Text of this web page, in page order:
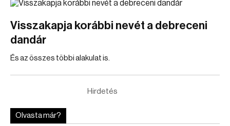
Visszakapja korábbi nevét a debreceni
dandár
És az összes többi alakulat is.
Hirdetés
Olvasta már?